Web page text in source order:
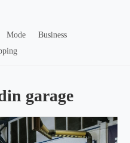
Mode
Business
garage